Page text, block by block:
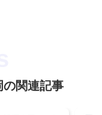
の関連記事